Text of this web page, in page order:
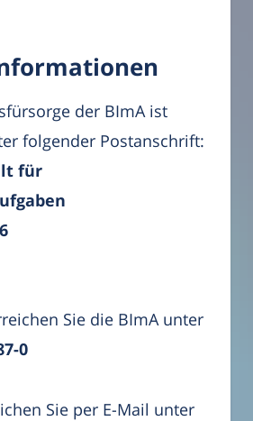
der BImA ist
folgender Postanschrift:
für
Sie die BImA unter
0
Sie per E-Mail unter